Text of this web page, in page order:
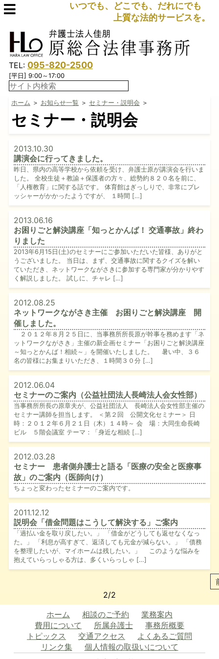
いつでも、どこでも、だれにでも
上質な法的サービスを。
TEL: 095-820-2500
[平日] 9:00～17:00
ホーム ＞ お知らせ一覧 ＞ セミナー・説明会 ＞
セミナー・説明会
2013.10.30
講演会に行ってきました。
昨日、県内の高等学校から依頼を受け、弁護士原が講演会を行いま
した。 全校生徒＋教諭＋保護者の方々、総勢約８２０名を前に、
「人権教育」に関する話です。 体育館はぎっしりで、非常にプレ
ッシャーがかかったようですが、 １時間 […]
2013.06.16
お困りごと解決講座「知っとかんば！ 交通事故」終わ
りました
2013年6月15日(土)のセミナーにご参加いただいた皆様、ありがと
うございました。 当日は、まず、交通事故に関するクイズを解い
ていただき、ネットワークながさきに参加する専門家が分かりやす
く解説しました。 試しに、チャレ […]
2012.08.25
ネットワークながさき主催 お困りごと解決講座 開
催しました。
２０１２年８月２５日に、当事務所所長原が幹事を務めます「ネ
ットワークながさき」主催の新企画セミナー「お困りごと解決講座
～知っとかんば！相続～」を開催いたしました。 暑い中、３６
名の皆様にお集まりいただき、１時間３０分 […]
2012.06.04
セミナーのご案内（公益社団法人長崎法人会女性部）
当事務所所長の原章夫が、公益社団法人 長崎法人会女性部主催の
セミナー講師を担当します。 ＜第２回 公開文化セミナー＞ 日
時：２０１２年６月２１日（木）１４時～ 会 場：大同生命長崎
ビル ５階会議室 テーマ：「身近な相続 […]
2012.03.28
セミナー 患者側弁護士と語る「医療の安全と医療事
故」のご案内（医師向け）
ちょっと変わったセミナーのご案内です。
2011.12.12
説明会「借金問題はこうして解決する」ご案内
「過払い金を取り戻したい。」 「借金がどうしても返せなくなっ
た。」 「利息が高すぎて、返済しても元金が減らない。」 「債務
を整理したいが、マイホームは残したい。」 このような悩みを
抱えていらっしゃる方は、多くいらっしゃ […]
2/2
ホーム
相談のご予約
業務案内
費用について
所属弁護士
事務所概要
トピックス
交通アクセス
よくあるご質問
リンク集
個人情報の取扱いについて